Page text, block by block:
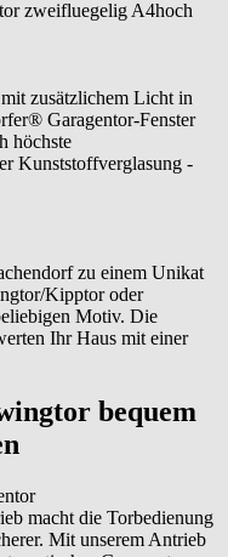
zusätzlichem Licht in
Garagentor-Fenster
höchste
Kunststoffverglasung -
zu einem Unikat
Kipptor oder
Motiv. Die
Ihr Haus mit einer
bequem
macht die Torbedienung
Mit unserem Antrieb